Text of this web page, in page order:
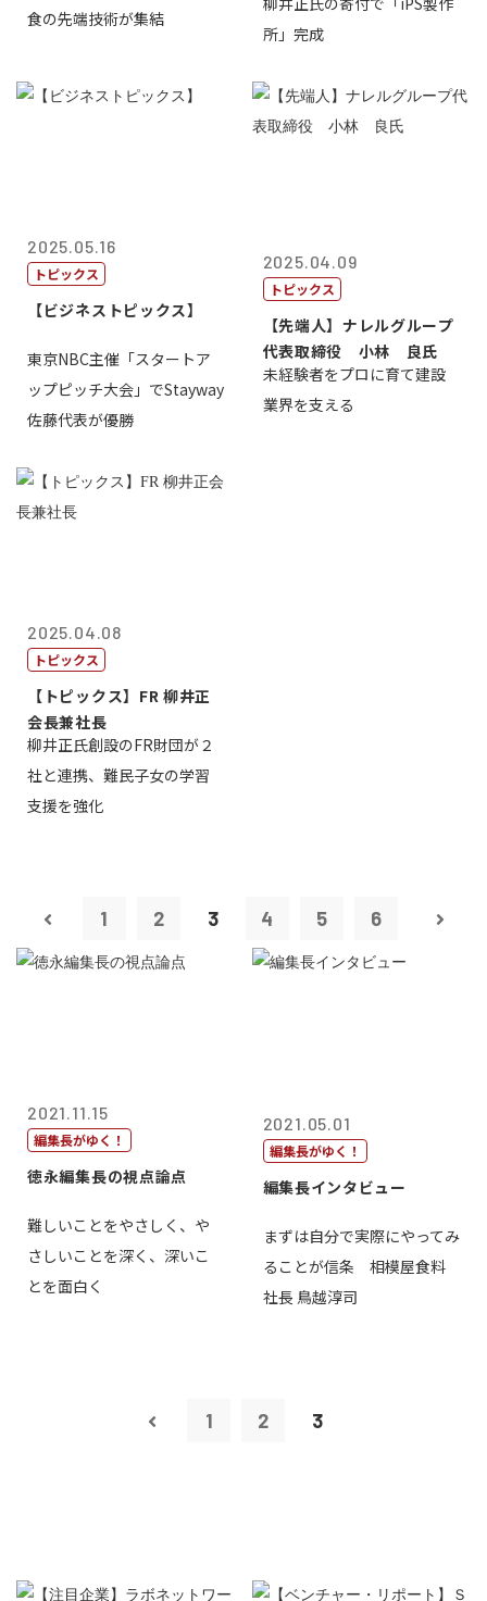
食の先端技術が集結
所」完成
2025.05.16
トピックス
【ビジネストピックス】
東京NBC主催「スタートア
ップピッチ大会」でStayway
佐藤代表が優勝
2025.04.09
トピックス
【先端人】ナレルグループ
代表取締役 小林 良氏
未経験者をプロに育て建設
業界を支える
2025.04.08
トピックス
【トピックス】FR 柳井正
会長兼社長
柳井正氏創設のFR財団が２
社と連携、難民子女の学習
支援を強化
1 2 3 4 5 6
2021.11.15
編集長がゆく！
徳永編集長の視点論点
難しいことをやさしく、や
さしいことを深く、深いこ
とを面白く
2021.05.01
編集長がゆく！
編集長インタビュー
まずは自分で実際にやってみ
ることが信条 相模屋食料
社長 鳥越淳司
1 2 3